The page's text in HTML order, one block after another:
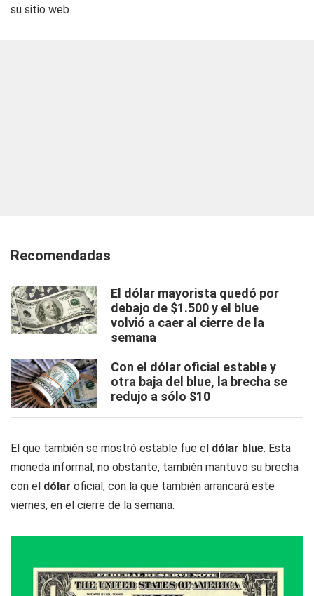
su sitio web.
Recomendadas
El dólar mayorista quedó por
debajo de $1.500 y el blue
volvió a caer al cierre de la
semana
Con el dólar oficial estable y
otra baja del blue, la brecha se
redujo a sólo $10
El que también se mostró estable fue el dólar blue. Esta
moneda informal, no obstante, también mantuvo su brecha
con el dólar oficial, con la que también arrancará este
viernes, en el cierre de la semana.